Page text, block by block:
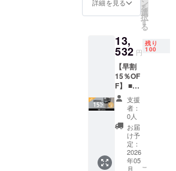
れる場
合がご
ざいま
す。
体価格
20%OF
12,736
円（税
込） 一
般販売
予定価
格：
15,920
円 （税
込） ※
送料無
料で
す。 ※
ご注文
状況、
詳細を見る ン
を
選
択
す
る
13,
532 円
残り
100
【早割
15％OF
F】 ■リ
ターン
内容 ・
CanHol
der ×２
セット
・専用
スト
ラップ×
支援
者：
0人
お届
け予
定：
2026
年05
月